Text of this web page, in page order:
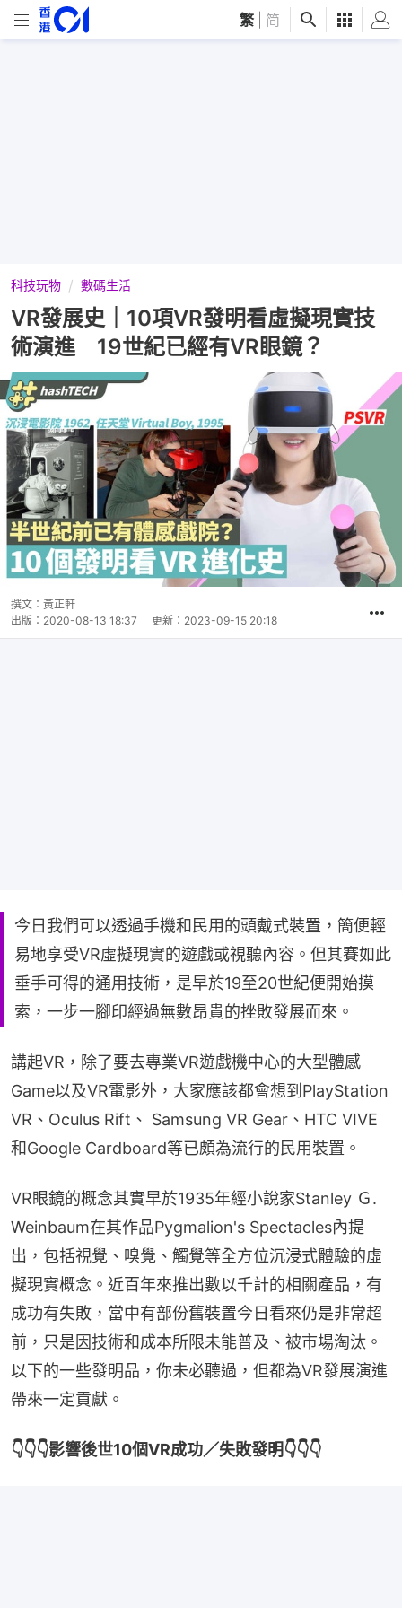
繁 简
科技玩物 數碼生活
VR發展史｜10項VR發明看虛擬現實技
術演進 19世紀已經有VR眼鏡？
撰文： 黃正軒
出版： 2020-08-13 18:37 更新： 2023-09-15 20:18
今日我們可以透過手機和民用的頭戴式裝置，簡便輕
易地享受VR虛擬現實的遊戲或視聽內容。但其賽如此
垂手可得的通用技術，是早於19至20世紀便開始摸
索，一步一腳印經過無數昂貴的挫敗發展而來。
講起VR，除了要去專業VR遊戲機中心的大型體感
Game以及VR電影外，大家應該都會想到PlayStation
VR、Oculus Rift、 Samsung VR Gear、HTC VIVE
和Google Cardboard等已頗為流行的民用裝置。
VR眼鏡的概念其實早於1935年經小說家Stanley Ｇ.
Weinbaum在其作品Pygmalion's Spectacles內提
出，包括視覺、嗅覺、觸覺等全方位沉浸式體驗的虛
擬現實概念。近百年來推出數以千計的相關產品，有
成功有失敗，當中有部份舊裝置今日看來仍是非常超
前，只是因技術和成本所限未能普及、被市場淘汰。
以下的一些發明品，你未必聽過，但都為VR發展演進
帶來一定貢獻。
👇👇👇影響後世10個VR成功／失敗發明👇👇👇